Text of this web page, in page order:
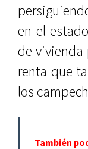
en el
de vivienda
renta que
los
También